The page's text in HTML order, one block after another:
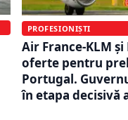
PROFESIONIȘTI
Air France-KLM
oferte pentru
Portugal.
în etapa decisivă